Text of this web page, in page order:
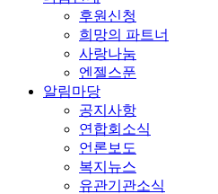
후원신청
희망의 파트너
사랑나눔
엔젤스푼
알림마당
공지사항
연합회소식
언론보도
복지뉴스
유관기관소식